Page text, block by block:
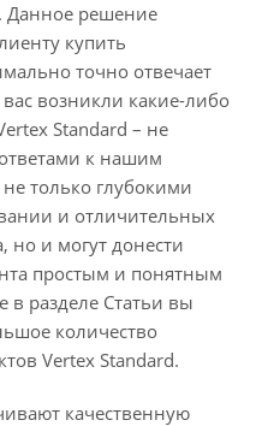
Данное решение
купить
точно отвечает
возникли какие-либо
Standard – не
к нашим
только глубокими
и отличительных
но и могут донести
простым и понятным
в разделе Статьи вы
количество
Vertex Standard.
качественную